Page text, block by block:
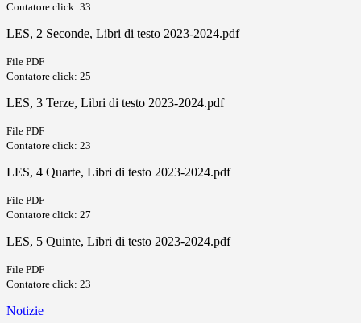
Contatore click: 33
LES, 2 Seconde, Libri di testo 2023-2024.pdf
File PDF
Contatore click: 25
LES, 3 Terze, Libri di testo 2023-2024.pdf
File PDF
Contatore click: 23
LES, 4 Quarte, Libri di testo 2023-2024.pdf
File PDF
Contatore click: 27
LES, 5 Quinte, Libri di testo 2023-2024.pdf
File PDF
Contatore click: 23
Notizie